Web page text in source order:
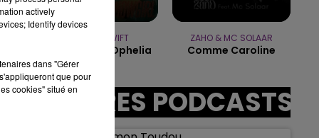
TAYLOR SWIFT
The Fate Of Ophelia
ZAHO & MC SOLAAR
Comme Caroline
AUTRES PODCASTS
actively
Identify devices
dans "Gérer
que pour
cookies" situé en